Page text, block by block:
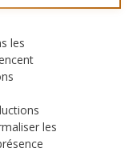
les
les